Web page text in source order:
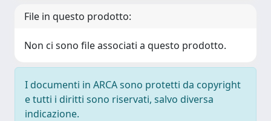
File in questo prodotto:
Non ci sono file associati a questo prodotto.
I documenti in ARCA sono protetti da copyright
e tutti i diritti sono riservati, salvo diversa
indicazione.